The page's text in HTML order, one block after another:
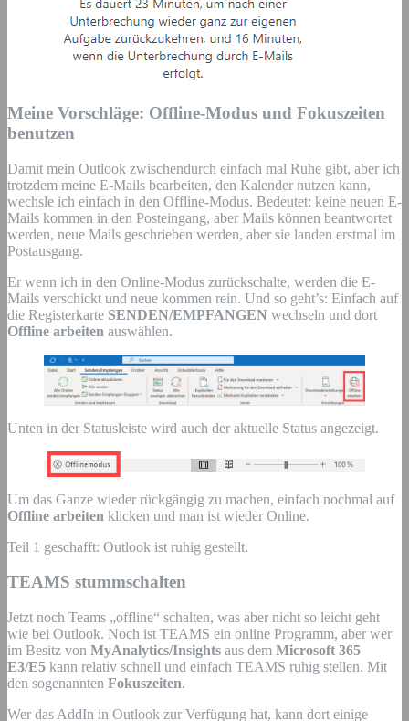
Meine Vorschläge: Offline-Modus und Fokuszeiten
benutzen
Damit mein Outlook zwischendurch einfach mal Ruhe gibt, aber ich
trotzdem meine E-Mails bearbeiten, den Kalender nutzen kann,
wechsle ich einfach in den Offline-Modus. Bedeutet: keine neuen E-
Mails kommen in den Posteingang, aber Mails können beantwortet
werden, neue Mails geschrieben werden, aber sie landen erstmal im
Postausgang.
Er wenn ich in den Online-Modus zurückschalte, werden die E-
Mails verschickt und neue kommen rein. Und so geht’s: Einfach auf
die Registerkarte SENDEN/EMPFANGEN wechseln und dort
Offline arbeiten auswählen.
Unten in der Statusleiste wird auch der aktuelle Status angezeigt.
Um das Ganze wieder rückgängig zu machen, einfach nochmal auf
Offline arbeiten klicken und man ist wieder Online.
Teil 1 geschafft: Outlook ist ruhig gestellt.
TEAMS stummschalten
Jetzt noch Teams „offline“ schalten, was aber nicht so leicht geht
wie bei Outlook. Noch ist TEAMS ein online Programm, aber wer
im Besitz von MyAnalytics/Insights aus dem Microsoft 365
E3/E5 kann relativ schnell und einfach TEAMS ruhig stellen. Mit
den sogenannten Fokuszeiten.
Wer das AddIn in Outlook zur Verfügung hat, kann dort einige